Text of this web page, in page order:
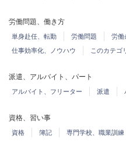
労働問題、働き方
単身赴任、転勤 労働問題 労働
仕事効率化、ノウハウ
このカテゴ
派遣、アルバイト、パート
アルバイト、フリーター 派遣
資格、習い事
資格 簿記 専門学校、職業訓練